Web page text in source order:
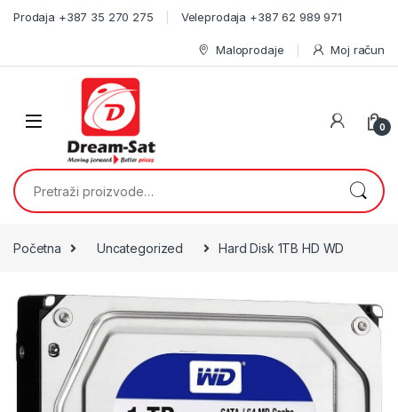
Prodaja +387 35 270 275 Veleprodaja +387 62 989 971
Maloprodaje Moj račun
0
Pretraži:
Početna Uncategorized Hard Disk 1TB HD WD
🔍